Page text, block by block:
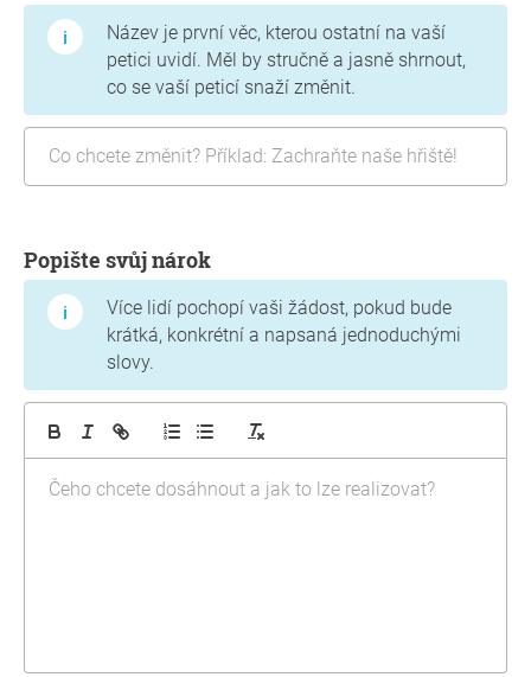
Název je první věc, kterou ostatní na vaší
petici uvidí. Měl by stručně a jasně shrnout,
co se vaší peticí snaží změnit.
Popište svůj nárok
Více lidí pochopí vaši žádost, pokud bude
krátká, konkrétní a napsaná jednoduchými
slovy.